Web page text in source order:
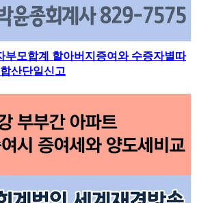
부모합계 할아버지증여와 수증자별따
산단일신고